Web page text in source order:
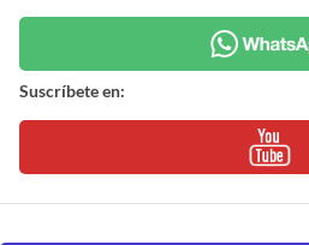
Suscríbete en: